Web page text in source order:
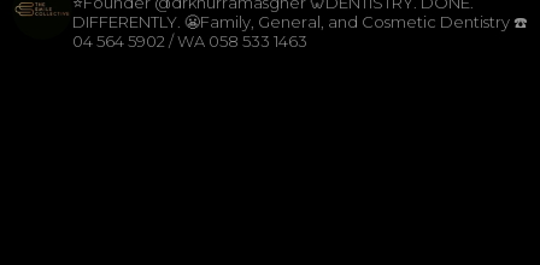
DIFFERENTLY. 😬Family, General, and Cosmetic Dentistry☎️
04 564 5902 / WA 058 533 1463